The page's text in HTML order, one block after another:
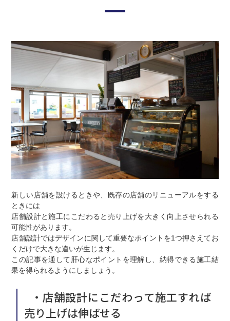
新しい店舗を設けるときや、既存の店舗のリニューアルをする
ときには
店舗設計と施工にこだわると売り上げを大きく向上させられる
可能性があります。
店舗設計ではデザインに関して重要なポイントを1つ押さえてお
くだけで大きな違いが生じます。
この記事を通して肝心なポイントを理解し、納得できる施工結
果を得られるようにしましょう。
・店舗設計にこだわって施工すれば
売り上げは伸ばせる